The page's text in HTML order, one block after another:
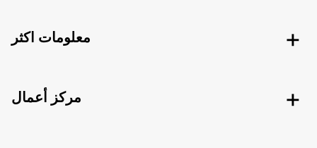
معلومات اكثر
مركز أعمال